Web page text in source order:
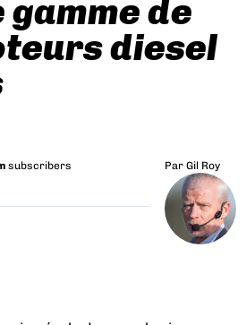
de
diesel
subscribers
Par Gil Roy